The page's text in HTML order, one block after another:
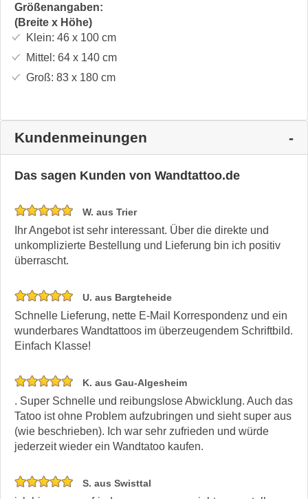
Größenangaben:
(Breite x Höhe)
Klein: 46 x 100cm
Mittel: 64 x 140cm
Groß: 83 x 180cm
Kundenmeinungen
Das sagen Kunden von Wandtattoo.de
W. aus Trier
Ihr Angebot ist sehr interessant. Über die direkte und
unkomplizierte Bestellung und Lieferung bin ich positiv
überrascht.
U. aus Bargteheide
Schnelle Lieferung, nette E-Mail Korrespondenz und ein
wunderbares Wandtattoos im überzeugendem Schriftbild.
Einfach Klasse!
K. aus Gau-Algesheim
. Super Schnelle und reibungslose Abwicklung. Auch das
Tatoo ist ohne Problem aufzubringen und sieht super aus
(wie beschrieben). Ich war sehr zufrieden und würde
jederzeit wieder ein Wandtatoo kaufen.
S. aus Swisttal